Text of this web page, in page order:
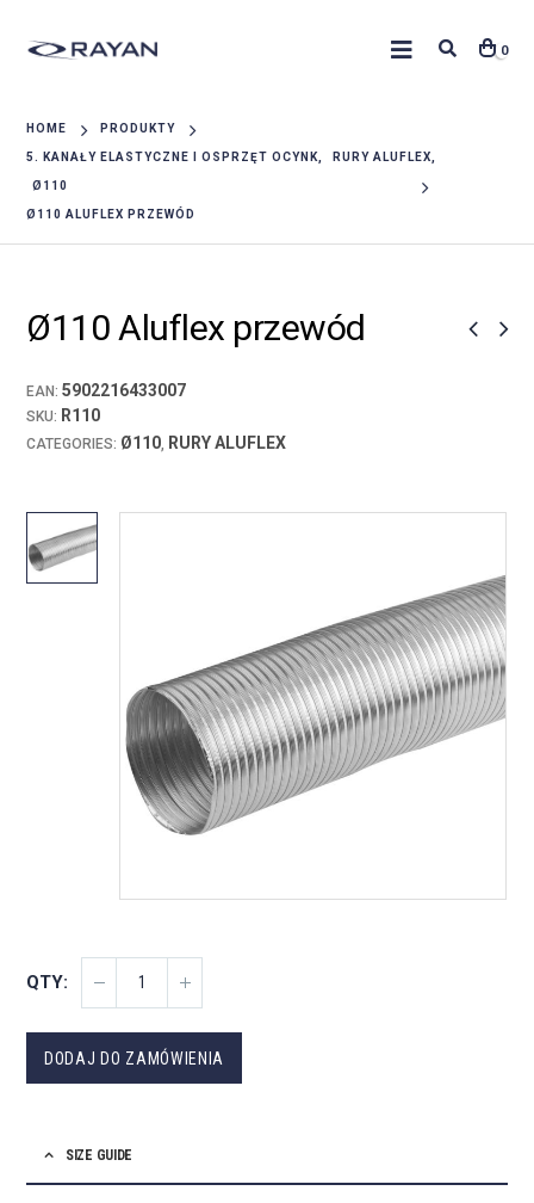
0
HOME PRODUKTY
5. KANAŁY ELASTYCZNE I OSPRZĘT OCYNK RURY ALUFLEX
Ø110
Ø110 ALUFLEX PRZEWÓD
Ø110 Aluflex przewód
EAN:5902216433007
SKU: R110
CATEGORIES: Ø110, RURY ALUFLEX
DODAJ DO ZAMÓWIENIA
Alternative:
SIZE GUIDE